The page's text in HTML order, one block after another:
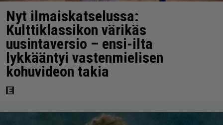
Nyt ilmaiskatselussa:
Kulttiklassikon värikäs
uusintaversio – ensi-ilta
lykkääntyi vastenmielisen
kohuvideon takia